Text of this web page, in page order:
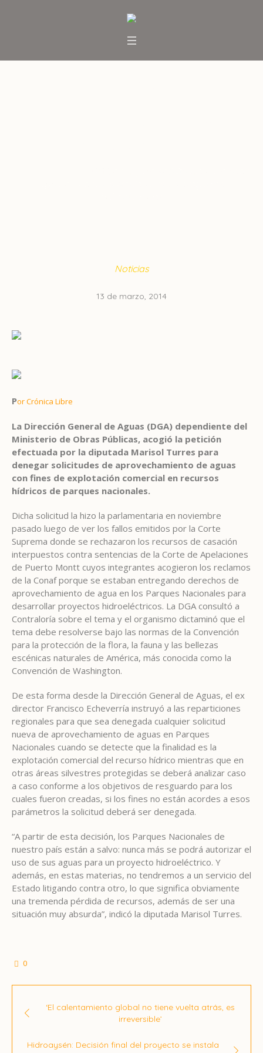
Noticias
13 de marzo, 2014
Por Crónica Libre
La Dirección General de Aguas (DGA) dependiente del
Ministerio de Obras Públicas, acogió la petición
efectuada por la diputada Marisol Turres para
denegar solicitudes de aprovechamiento de aguas
con fines de explotación comercial en recursos
hídricos de parques nacionales.
Dicha solicitud la hizo la parlamentaria en noviembre
pasado luego de ver los fallos emitidos por la Corte
Suprema donde se rechazaron los recursos de casación
interpuestos contra sentencias de la Corte de Apelaciones
de Puerto Montt cuyos integrantes acogieron los reclamos
de la Conaf porque se estaban entregando derechos de
aprovechamiento de agua en los Parques Nacionales para
desarrollar proyectos hidroeléctricos. La DGA consultó a
Contraloría sobre el tema y el organismo dictaminó que el
tema debe resolverse bajo las normas de la Convención
para la protección de la flora, la fauna y las bellezas
escénicas naturales de América, más conocida como la
Convención de Washington.
De esta forma desde la Dirección General de Aguas, el ex
director Francisco Echeverría instruyó a las reparticiones
regionales para que sea denegada cualquier solicitud
nueva de aprovechamiento de aguas en Parques
Nacionales cuando se detecte que la finalidad es la
explotación comercial del recurso hídrico mientras que en
otras áreas silvestres protegidas se deberá analizar caso
a caso conforme a los objetivos de resguardo para los
cuales fueron creadas, si los fines no están acordes a esos
parámetros la solicitud deberá ser denegada.
“A partir de esta decisión, los Parques Nacionales de
nuestro país están a salvo: nunca más se podrá autorizar el
uso de sus aguas para un proyecto hidroeléctrico. Y
además, en estas materias, no tendremos a un servicio del
Estado litigando contra otro, lo que significa obviamente
una tremenda pérdida de recursos, además de ser una
situación muy absurda”, indicó la diputada Marisol Turres.
0
‘El calentamiento global no tiene vuelta atrás, es
irreversible’
Hidroaysén: Decisión final del proyecto se instala